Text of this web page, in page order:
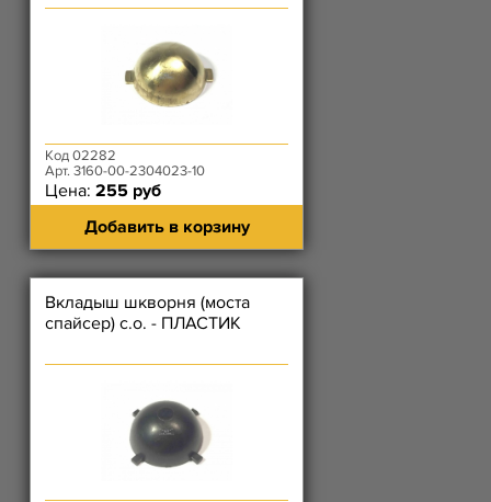
Код 02282
Арт. 3160-00-2304023-10
Цена: 255 руб
Добавить в корзину
Вкладыш шкворня (моста
спайсер) с.о. - ПЛАСТИК